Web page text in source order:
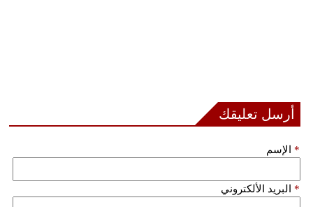
أرسل تعليقك
الإسم *
البريد الألكتروني *